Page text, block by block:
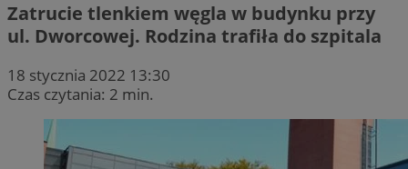
Zatrucie tlenkiem węgla w budynku przy
ul. Dworcowej. Rodzina trafiła do szpitala
18 stycznia 2022 13:30
Czas czytania: 2 min.